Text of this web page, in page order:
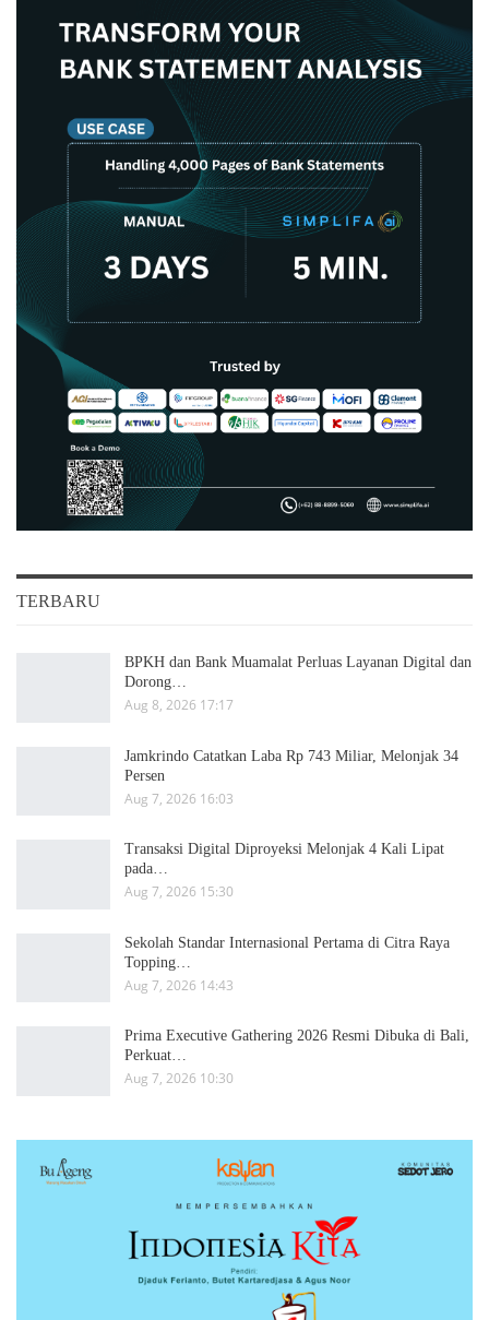
TERBARU
BPKH dan Bank Muamalat Perluas Layanan Digital dan
Dorong…
Aug 8, 2026 17:17
Jamkrindo Catatkan Laba Rp 743 Miliar, Melonjak 34
Persen
Aug 7, 2026 16:03
Transaksi Digital Diproyeksi Melonjak 4 Kali Lipat
pada…
Aug 7, 2026 15:30
Sekolah Standar Internasional Pertama di Citra Raya
Topping…
Aug 7, 2026 14:43
Prima Executive Gathering 2026 Resmi Dibuka di Bali,
Perkuat…
Aug 7, 2026 10:30